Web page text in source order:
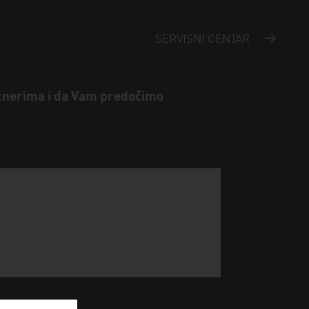
SERVISNI CENTAR
i da Vam predočimo